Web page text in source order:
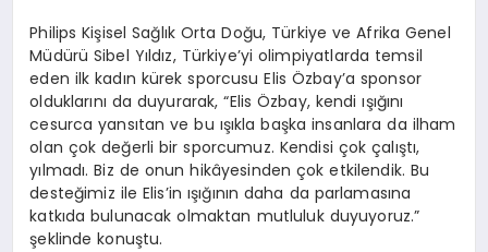
Philips Kişisel Sağlık Orta Doğu, Türkiye ve Afrika Genel
Müdürü Sibel Yıldız, Türkiye’yi olimpiyatlarda temsil
eden ilk kadın kürek sporcusu Elis Özbay’a sponsor
olduklarını da duyurarak, “Elis Özbay, kendi ışığını
cesurca yansıtan ve bu ışıkla başka insanlara da ilham
olan çok değerli bir sporcumuz. Kendisi çok çalıştı,
yılmadı. Biz de onun hikâyesinden çok etkilendik. Bu
desteğimiz ile Elis’in ışığının daha da parlamasına
katkıda bulunacak olmaktan mutluluk duyuyoruz.”
şeklinde konuştu.